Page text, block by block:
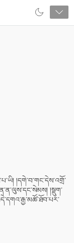
།དགེ་བ་གང་དེས་འགྲོ་
།སྡུག་